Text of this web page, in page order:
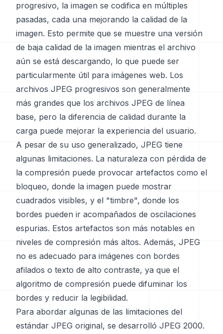
progresivo, la imagen se codifica en múltiples
pasadas, cada una mejorando la calidad de la
imagen. Esto permite que se muestre una versión
de baja calidad de la imagen mientras el archivo
aún se está descargando, lo que puede ser
particularmente útil para imágenes web. Los
archivos JPEG progresivos son generalmente
más grandes que los archivos JPEG de línea
base, pero la diferencia de calidad durante la
carga puede mejorar la experiencia del usuario.
A pesar de su uso generalizado, JPEG tiene
algunas limitaciones. La naturaleza con pérdida de
la compresión puede provocar artefactos como el
bloqueo, donde la imagen puede mostrar
cuadrados visibles, y el "timbre", donde los
bordes pueden ir acompañados de oscilaciones
espurias. Estos artefactos son más notables en
niveles de compresión más altos. Además, JPEG
no es adecuado para imágenes con bordes
afilados o texto de alto contraste, ya que el
algoritmo de compresión puede difuminar los
bordes y reducir la legibilidad.
Para abordar algunas de las limitaciones del
estándar JPEG original, se desarrolló JPEG 2000.